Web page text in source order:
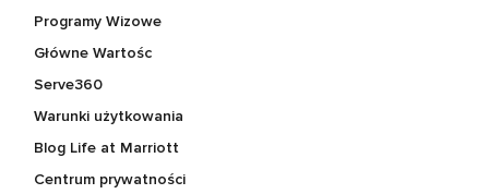
Programy Wizowe
Główne Wartośc
Serve360
Warunki użytkowania
Blog Life at Marriott
Centrum prywatności